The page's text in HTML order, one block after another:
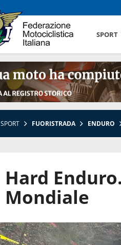
SPORT
SPORT FUORISTRADA ENDURO
Hard
Mondiale